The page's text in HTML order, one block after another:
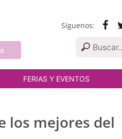
Síguenos:
FERIAS Y EVENTOS
los mejores del